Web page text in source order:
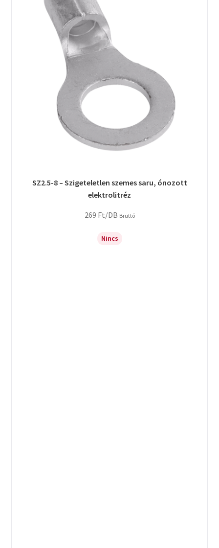
SZ2.5-8 – Szigeteletlen szemes saru, ónozott
elektrolitréz
269 Ft/DB Bruttó
Nincs